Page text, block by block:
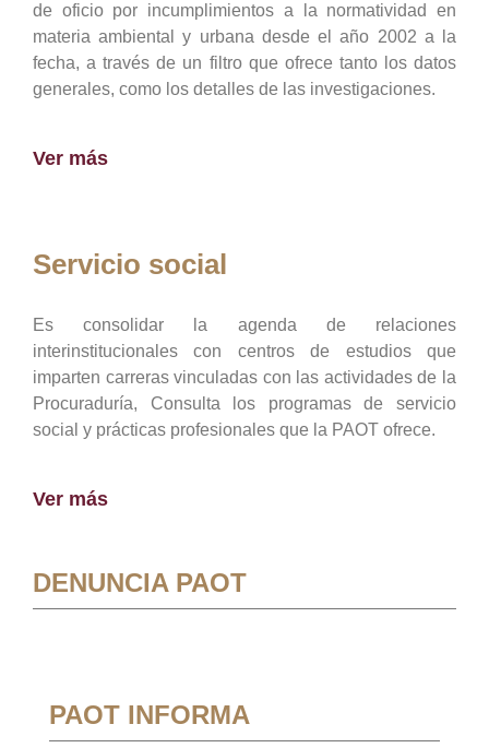
de oficio por incumplimientos a la normatividad en
materia ambiental y urbana desde el año 2002 a la
fecha, a través de un filtro que ofrece tanto los datos
generales, como los detalles de las investigaciones.
Ver más
Servicio social
Es consolidar la agenda de relaciones
interinstitucionales con centros de estudios que
imparten carreras vinculadas con las actividades de la
Procuraduría, Consulta los programas de servicio
social y prácticas profesionales que la PAOT ofrece.
Ver más
DENUNCIA PAOT
PAOT INFORMA